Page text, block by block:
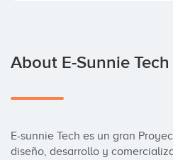
About E-Sunnie Tech
E-sunnie Tech es un gran
diseño, desarrollo y